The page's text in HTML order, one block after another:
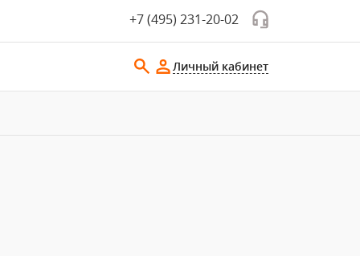
+7 (495) 231-20-02
Личный кабинет